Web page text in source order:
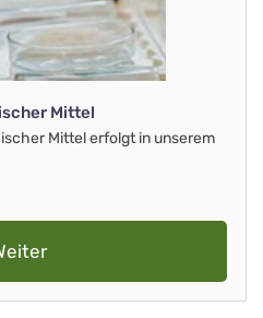
Mittel
Mittel erfolgt in unserem